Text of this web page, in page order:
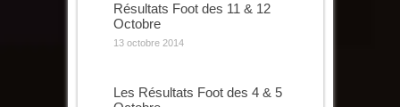
Résultats Foot des 11 & 12
Octobre
13 octobre 2014
Les Résultats Foot des 4 & 5